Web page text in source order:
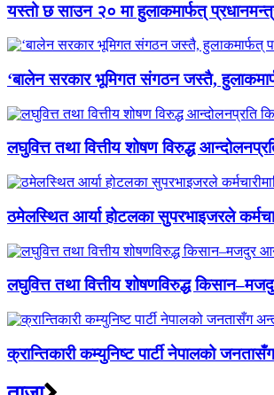
यस्तो छ साउन २० मा हुलाकमार्फत्
‘बालेन सरकार भूमिगत संगठन जस्तै,
लघुवित्त तथा वित्तीय शोषण विरुद्ध
ठमेलस्थित आर्या होटलका सुपरभाइजरले
लघुवित्त तथा वित्तीय शोषणविरुद्ध
क्रान्तिकारी कम्युनिष्ट पार्टी नेपालको